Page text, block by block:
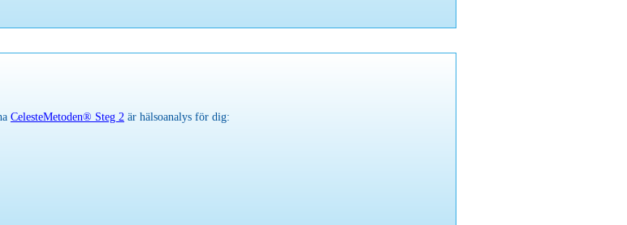
CelesteMetoden® Steg 2 är hälsoanalys för dig: